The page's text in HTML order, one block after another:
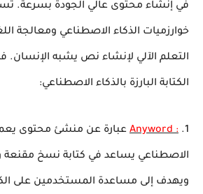
في إنشاء محتوى عالي الجودة بسرعة.
خوارزميات الذكاء الاصطناعي ومعالجة
التعلم الآلي لإنشاء نص يشبه الإنسان.
الكتابة البارزة بالذكاء الاصطناعي:
1.
: Anyword عبارة عن منشئ محتوى
الاصطناعي يساعد في كتابة نسخ مقنعة
ويهدف إلى مساعدة المستخدمين على